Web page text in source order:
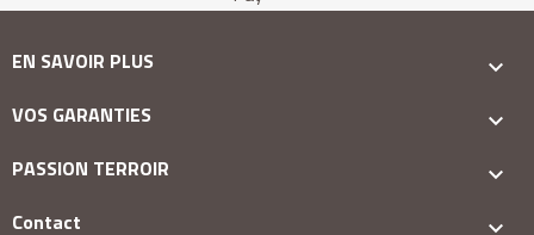
EN SAVOIR PLUS

VOS GARANTIES

PASSION TERROIR

Contact
